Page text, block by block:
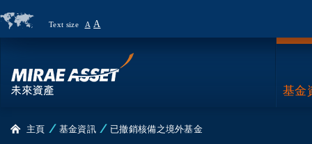
Text size A A
基金
主頁 基金資訊 已撤銷核備之境外基金